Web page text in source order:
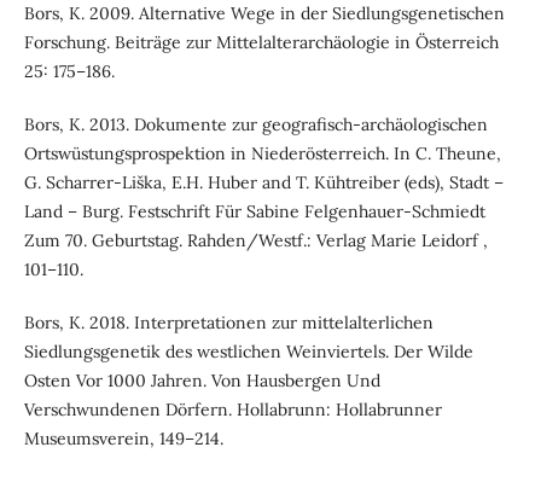
Bors, K. 2009. Alternative Wege in der Siedlungsgenetischen
Forschung. Beiträge zur Mittelalterarchäologie in Österreich
25: 175–186.
Bors, K. 2013. Dokumente zur geografisch-archäologischen
Ortswüstungsprospektion in Niederösterreich. In C. Theune,
G. Scharrer-Liška, E.H. Huber and T. Kühtreiber (eds), Stadt –
Land – Burg. Festschrift Für Sabine Felgenhauer-Schmiedt
Zum 70. Geburtstag. Rahden/Westf.: Verlag Marie Leidorf ,
101–110.
Bors, K. 2018. Interpretationen zur mittelalterlichen
Siedlungsgenetik des westlichen Weinviertels. Der Wilde
Osten Vor 1000 Jahren. Von Hausbergen Und
Verschwundenen Dörfern. Hollabrunn: Hollabrunner
Museumsverein, 149–214.